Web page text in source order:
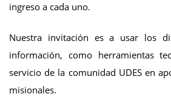
ingreso a cada uno.
Nuestra invitación es a usar los
información, como herramientas
servicio de la comunidad UDES en
misionales.